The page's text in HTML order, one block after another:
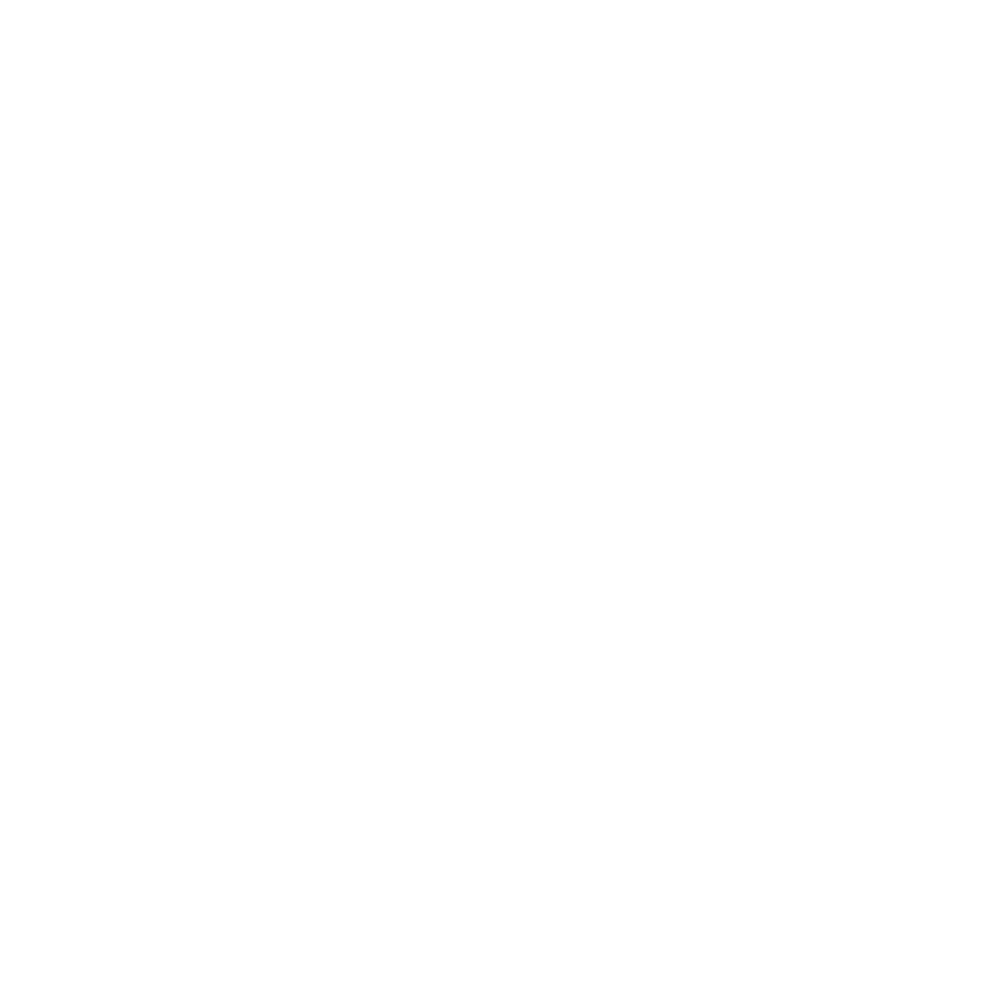
il nostro portfolio completo.
ti aiuterà a trovare il dispositivo più adatto a te.
Global Job Market e trova le posizioni aperte per ogni profilo di carriera.
un nostro referente.